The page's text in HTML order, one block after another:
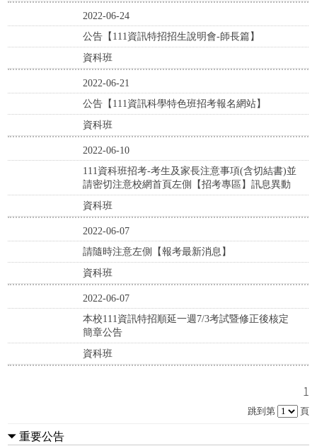
2022-06-24
公告【111資訊特招招生說明會-師長篇】
資科班
2022-06-21
公告【111資訊科學特色班招考報名網站】
資科班
2022-06-10
111資科班招考-考生及家長注意事項(含切結書)並
請密切注意校網首頁左側【招考專區】訊息異動
資科班
2022-06-07
請隨時注意左側【報考最新消息】
資科班
2022-06-07
本校111資訊特招順延一週7/3考試暨修正後核定
簡章公告
資科班
1
跳到第 頁
重要公告